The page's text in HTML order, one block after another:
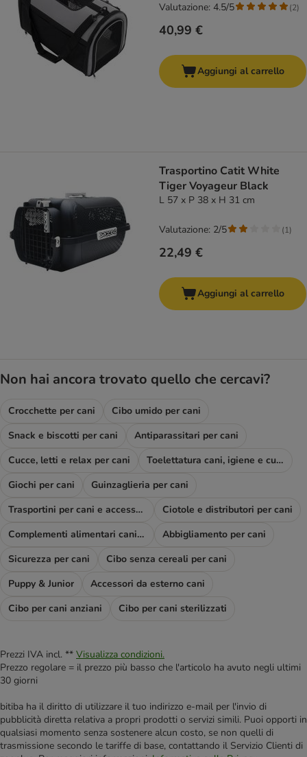
40,99 €
Valutazione: 4.5/5 (2)
Aggiungi al carrello
Trasportino Catit White
Tiger Voyageur Black
L 57 x P 38 x H 31 cm
22,49 €
Valutazione: 2/5 (1)
Aggiungi al carrello
Non hai ancora trovato quello che cercavi?
Crocchette per cani
Cibo umido per cani
Snack e biscotti per cani
Antiparassitari per cani
Cucce, letti e relax per cani
Toelettatura cani, igiene e cura
Giochi per cani
Guinzaglieria per cani
Trasportini per cani e accessori viaggio
Ciotole e distributori per cani
Complementi alimentari cani e diete
Abbigliamento per cani
Sicurezza per cani
Cibo senza cereali per cani
Puppy & Junior
Accessori da esterno cani
Cibo per cani anziani
Cibo per cani sterilizzati
Prezzi IVA incl. ** Visualizza condizioni.
Prezzo regolare = il prezzo più basso che l'articolo ha avuto negli ultimi
30 giorni
bitiba ha il diritto di utilizzare il tuo indirizzo e-mail per l'invio di
pubblicità diretta relativa a propri prodotti o servizi simili. Puoi opporti in
qualsiasi momento senza sostenere alcun costo, se non quelli di
trasmissione secondo le tariffe di base, contattando il Servizio Clienti di